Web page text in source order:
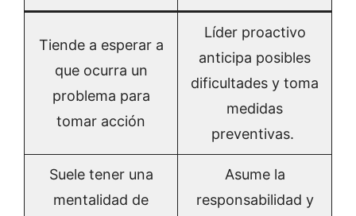
Tiende a esperar a
que ocurra un
problema para
tomar acción
Líder proactivo
anticipa posibles
dificultades y toma
medidas
preventivas.
Suele tener una
mentalidad de
Asume la
responsabilidad y